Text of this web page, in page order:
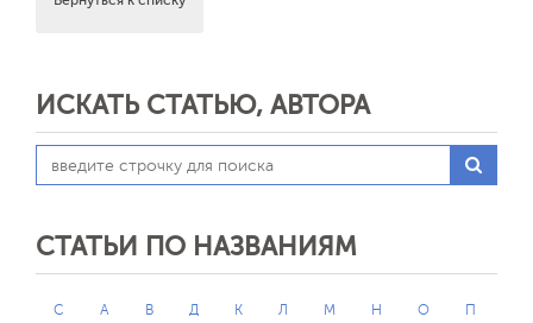
ИСКАТЬ СТАТЬЮ, АВТОРА
СТАТЬИ ПО НАЗВАНИЯМ
C А В Д К Л М Н О П